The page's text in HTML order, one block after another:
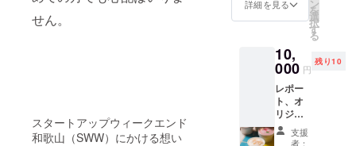
せん。
スタートアップウィークエンド
和歌山（SWW）にかける想い
な味わ
味すっ
きり
格派１
００％
スト
レート
みか
ん」
は、お
いしい
みかん
ジュー
スを
もっと
お礼
メッ
をお届
け。 サ
イズ：
M・L ご
支援い
ただく
際に、
ご指定
詳細を見る ン
を
選
択
す
る
10,
000 円
残り10
レポー
ト、オ
リジナ
ルス
テッ支援
者：